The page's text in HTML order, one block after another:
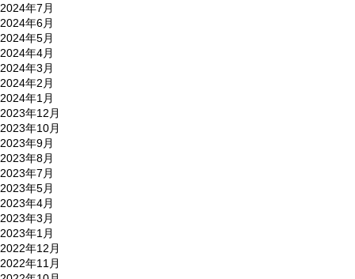
2024年7月
2024年6月
2024年5月
2024年4月
2024年3月
2024年2月
2024年1月
2023年12月
2023年10月
2023年9月
2023年8月
2023年7月
2023年5月
2023年4月
2023年3月
2023年1月
2022年12月
2022年11月